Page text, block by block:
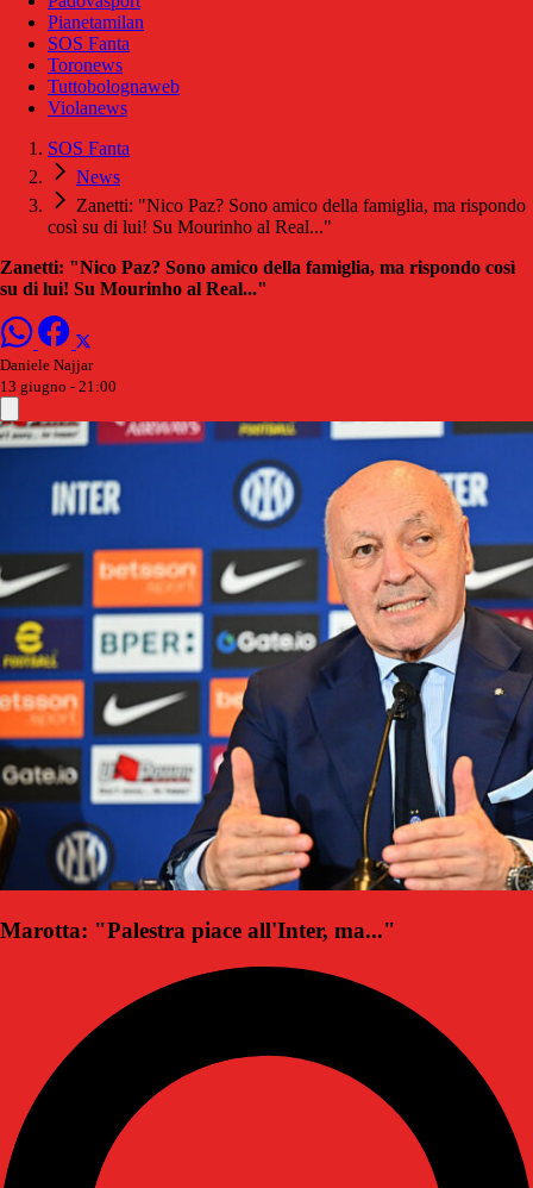
Pianetamilan
SOS Fanta
Toronews
Tuttobolognaweb
Violanews
SOS Fanta
News
Zanetti: "Nico Paz? Sono amico della famiglia, ma rispondo
così su di lui! Su Mourinho al Real..."
Zanetti: "Nico Paz? Sono amico della famiglia, ma rispondo così
su di lui! Su Mourinho al Real..."
Daniele Najjar
13 giugno - 21:00
Marotta: "Palestra piace all'Inter, ma..."